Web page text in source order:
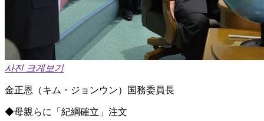
사진 크게보기
金正恩（キム・ジョンウン）国務委員長
◆母親らに「紀綱確立」注文